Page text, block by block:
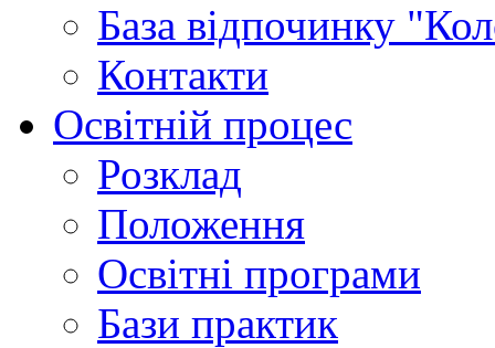
База відпочинку
Контакти
Освітній процес
Розклад
Положення
Освітні програми
Бази практик